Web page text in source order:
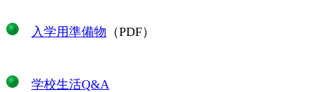
入学用準備物 （PDF）
学校生活Q&A